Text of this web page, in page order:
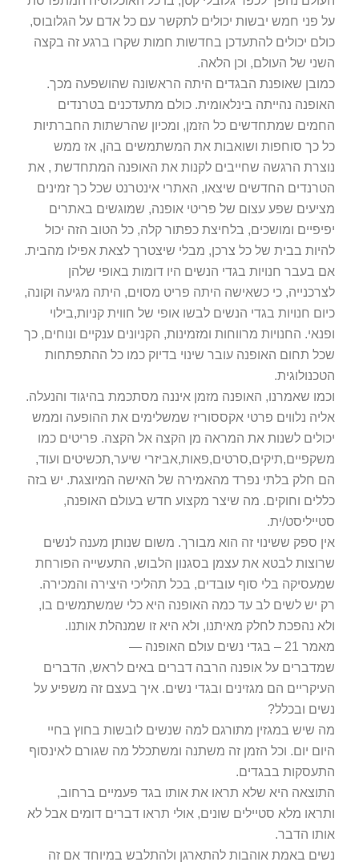
על פני חמש יבשות יכולים לתקשר עם כל אדם על הגלובוס,
כולם יכולים להתעדכן בחדשות חמות שקרו ברגע זה בקצה
השני של העולם, וכן הלאה.
כמובן שאופנת הבגדים היתה הראשונה שהושפעה מכך.
האופנה נהייתה בינלאומית. כולם מתעדכנים בטרנדים
החמים שמתחדשים כל הזמן, ומכיון שהרשתות החברתיות
כל כך סוחפות ושואבות את המשתמשים בהן, אז ממש
נוצרת הרגשה שחייבים לקנות את האופנה המתחדשת , את
הטרנדים החדשים שיצאו, האתרי אינטרנט שכל כך זמינים
מציעים שפע עצום של פריטי אופנה, שמוגשים באתרים
יפיפיים ומושכים, בלחיצת כפתור קלה, כל הטוב הזה יכול
להיות בבית של כל צרכן, מבלי שיצטרך לצאת אפילו מהבית.
אם בעבר חנויות בגדי הנשים היו דומות באופי שלהן
לצרכנייה, כי כשאישה היתה פריט מסוים, היתה מגיעה וקונה,
כיום חנויות בגדי הנשים לבשו אופי של חווית קניות,בילוי
ופנאי. החנויות מרווחות ומזמינות, הקניונים ענקיים ונוחים, כך
שכל תחום האופנה עובר שינוי בדיוק כמו כל ההתפתחות
הטכנולוגית.
וכמו שאמרנו, האופנה מזמן איננה מסתכמת בהיגוד והנעלה.
אליה נלווים פרטי אקססוריז שמשלימים את ההופעה וממש
יכולים לשנות את המראה מן הקצה אל הקצה. פריטים כמו
משקפיים,תיקים,סרטים,פאות,אביזרי שיער,תכשיטים ועוד,
הם חלק בלתי נפרד מהאמירה של האישה המיוצגת. יש בזה
כללים וחוקים. מה שיצר מקצוע חדש בעולם האופנה,
סטייליסט/ית.
אין ספק ששינוי זה הוא מבורך. משום שנותן מענה לנשים
שרוצות לבטא את עצמן בסגנון הלבוש, התעשייה הפורחת
שמעסיקה בלי סוף עובדים, בכל תהליכי היצירה והמכירה.
רק יש לשים לב עד כמה האופנה היא כלי שמשתמשים בו,
ולא נהפכת לחלק מאיתנו, ולא היא זו שמנהלת אותנו.
מאמר 21 – בגדי נשים עולם האופנה —
שמדברים על אופנה הרבה דברים באים לראש, הדברים
העיקריים הם מגזינים ובגדי נשים. איך בעצם זה משפיע על
נשים ובכלל?
מה שיש במגזין מתורגם למה שנשים לובשות בחוץ בחיי
היום יום. וכל הזמן זה משתנה ומשתכלל מה שגורם לאינסוף
התעסקות בבגדים.
התוצאה היא שלא תראו את אותו בגד פעמיים ברחוב,
ותראו מלא סטיילים שונים, אולי תראו דברים דומים אבל לא
אותו הדבר.
נשים באמת אוהבות להתארגן ולהתלבש במיוחד אם זה